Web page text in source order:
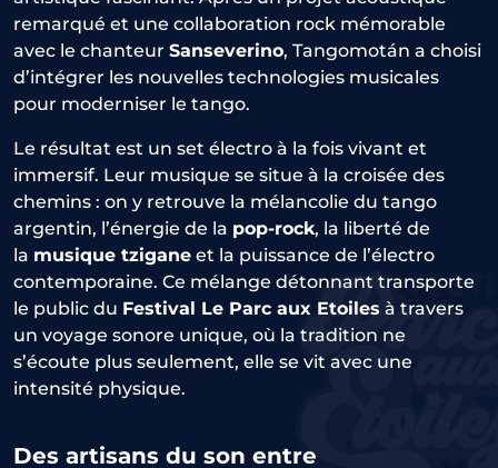
remarqué et une collaboration rock mémorable
avec le chanteur Sanseverino, Tangomotán a choisi
d’intégrer les nouvelles technologies musicales
pour moderniser le tango.
Le résultat est un set électro à la fois vivant et
immersif. Leur musique se situe à la croisée des
chemins : on y retrouve la mélancolie du tango
argentin, l’énergie de la pop-rock, la liberté de
la musique tzigane et la puissance de l’électro
contemporaine. Ce mélange détonnant transporte
le public du Festival Le Parc aux Etoiles à travers
un voyage sonore unique, où la tradition ne
s’écoute plus seulement, elle se vit avec une
intensité physique.
Des artisans du son entre